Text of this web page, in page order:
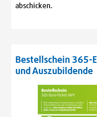
abschicken.
Bestellschein 365-
und Auszubildende